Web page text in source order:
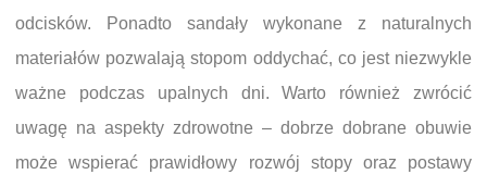
odcisków. Ponadto sandały wykonane z naturalnych
materiałów pozwalają stopom oddychać, co jest niezwykle
ważne podczas upalnych dni. Warto również zwrócić
uwagę na aspekty zdrowotne – dobrze dobrane obuwie
może wspierać prawidłowy rozwój stopy oraz postawy